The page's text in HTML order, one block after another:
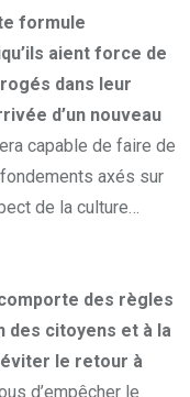
formule
aient force de
dans leur
d’un nouveau
capable de faire de
axés sur
de la culture…
des règles
des citoyens et à la
éviter le retour à
d’empêcher le